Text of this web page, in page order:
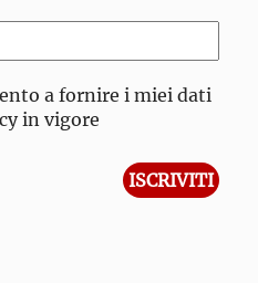
a fornire i miei dati
in vigore